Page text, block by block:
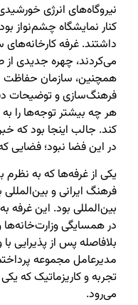
نیروگاه‌های انرژی
کنار نمایشگاه چشم‌نواز
داشتند. غرفه کارخانه‌های
می‌کردند، چهره جدیدی از
همچنین، سازمان حفاظت
فرهنگ‌سازی و توضیحات
هر چه بیشتر توجه‌ها
کند. جالب اینجا بود که
در این فضا نبود؛ فضایی
یکی از غرفه‌ها که به نظرم
فرهنگ ایرانی و بین‌المللی
بین‌المللی بود. این
در همسایگی
بلافاصله پس از پذیرایی
مدیرعامل مجموعه
تجربه و کاریزماتیک که
می‌رود.